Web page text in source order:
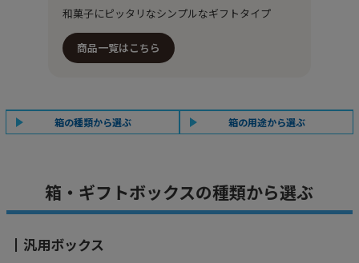
和菓子にピッタリなシンプルなギフトタイプ
商品一覧はこちら
箱の種類から選ぶ 箱の用途から選ぶ
箱・ギフトボックスの種類から選ぶ
汎用ボックス